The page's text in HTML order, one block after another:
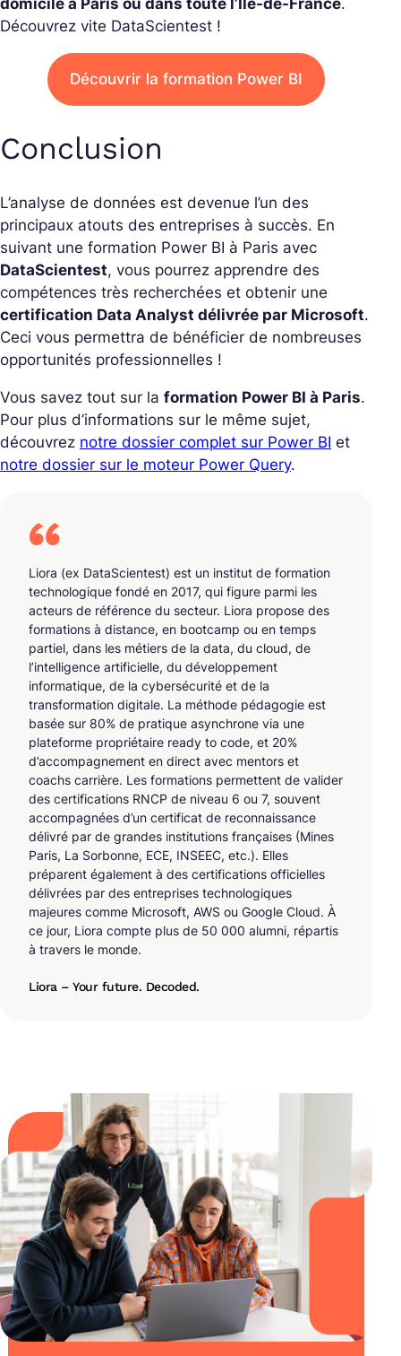
domicile à Paris ou dans toute l’Île-de-France.
Découvrez vite DataScientest !
Découvrir la formation Power BI
Conclusion
L’analyse de données est devenue l’un des
principaux atouts des entreprises à succès. En
suivant une formation Power BI à Paris avec
DataScientest, vous pourrez apprendre des
compétences très recherchées et obtenir une
certification Data Analyst délivrée par Microsoft.
Ceci vous permettra de bénéficier de nombreuses
opportunités professionnelles !
Vous savez tout sur la formation Power BI à Paris.
Pour plus d’informations sur le même sujet,
découvrez notre dossier complet sur Power BI et
notre dossier sur le moteur Power Query.
Liora (ex DataScientest) est un institut de formation
technologique fondé en 2017, qui figure parmi les
acteurs de référence du secteur. Liora propose des
formations à distance, en bootcamp ou en temps
partiel, dans les métiers de la data, du cloud, de
l’intelligence artificielle, du développement
informatique, de la cybersécurité et de la
transformation digitale. La méthode pédagogie est
basée sur 80% de pratique asynchrone via une
plateforme propriétaire ready to code, et 20%
d’accompagnement en direct avec mentors et
coachs carrière. Les formations permettent de valider
des certifications RNCP de niveau 6 ou 7, souvent
accompagnées d’un certificat de reconnaissance
délivré par de grandes institutions françaises (Mines
Paris, La Sorbonne, ECE, INSEEC, etc.). Elles
préparent également à des certifications officielles
délivrées par des entreprises technologiques
majeures comme Microsoft, AWS ou Google Cloud. À
ce jour, Liora compte plus de 50 000 alumni, répartis
à travers le monde.
Liora – Your future. Decoded.